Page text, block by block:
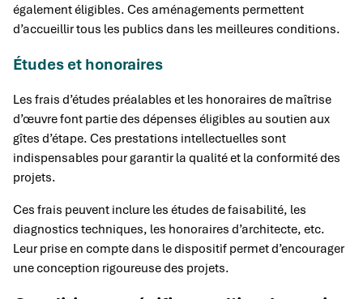
également éligibles. Ces aménagements permettent
d’accueillir tous les publics dans les meilleures conditions.
Études et honoraires
Les frais d’études préalables et les honoraires de maîtrise
d’œuvre font partie des dépenses éligibles au soutien aux
gîtes d’étape. Ces prestations intellectuelles sont
indispensables pour garantir la qualité et la conformité des
projets.
Ces frais peuvent inclure les études de faisabilité, les
diagnostics techniques, les honoraires d’architecte, etc.
Leur prise en compte dans le dispositif permet d’encourager
une conception rigoureuse des projets.